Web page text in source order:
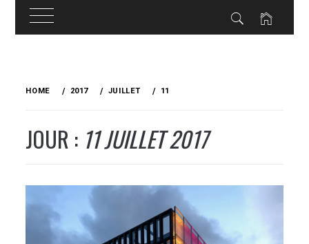
HOME 2017 JUILLET 11
JOUR : 11 JUILLET 2017